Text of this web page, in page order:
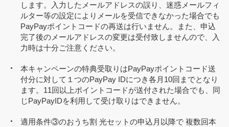
します。入力したメールアドレスの誤り、迷惑メールフィ
ルター等の設定によりメールを受信できなかった場合でも
PayPayポイントコードの再送は行いません。また、申込
完了後のメールアドレスの変更は受付致しませんので、入
力時は十分ご注意ください。
本キャンペーンの特典受取りはPayPayポイントコード送
付分に対して１つのPayPay IDにつき各月10回までとなり
ます。11回以上ポイントコードが送付された場合でも、同
じPayPayIDを利用して受け取りはできません。
適用条件③のおうち割 光セットの申込月以降で 複数回本